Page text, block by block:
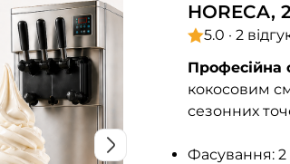
HORECA,
5.0 · 2
Професійна
кокосовим
сезонних
Фасування: 2